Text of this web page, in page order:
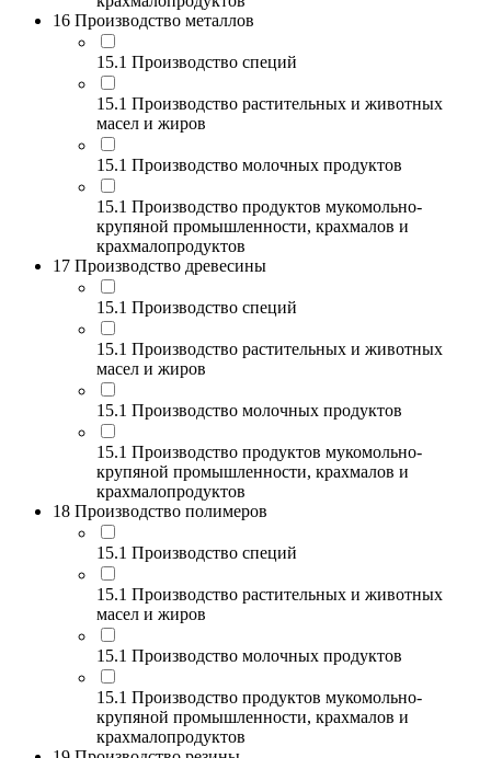
16 Производство металлов
15.1 Производство специй
15.1 Производство растительных и животных
масел и жиров
15.1 Производство молочных продуктов
15.1 Производство продуктов мукомольно-
крупяной промышленности, крахмалов и
крахмалопродуктов
17 Производство древесины
15.1 Производство специй
15.1 Производство растительных и животных
масел и жиров
15.1 Производство молочных продуктов
15.1 Производство продуктов мукомольно-
крупяной промышленности, крахмалов и
крахмалопродуктов
18 Производство полимеров
15.1 Производство специй
15.1 Производство растительных и животных
масел и жиров
15.1 Производство молочных продуктов
15.1 Производство продуктов мукомольно-
крупяной промышленности, крахмалов и
крахмалопродуктов